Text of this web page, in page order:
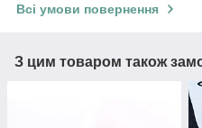
Всі умови повернення
З цим товаром також